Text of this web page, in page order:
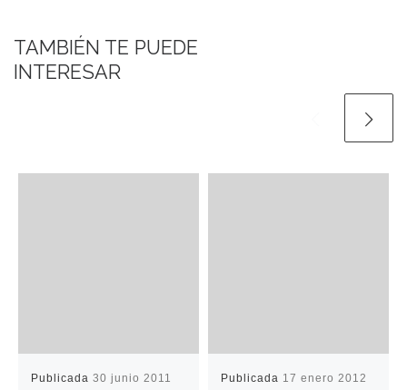
TAMBIÉN TE PUEDE
INTERESAR
Publicada30 junio 2011 Publicada 17 enero 2012